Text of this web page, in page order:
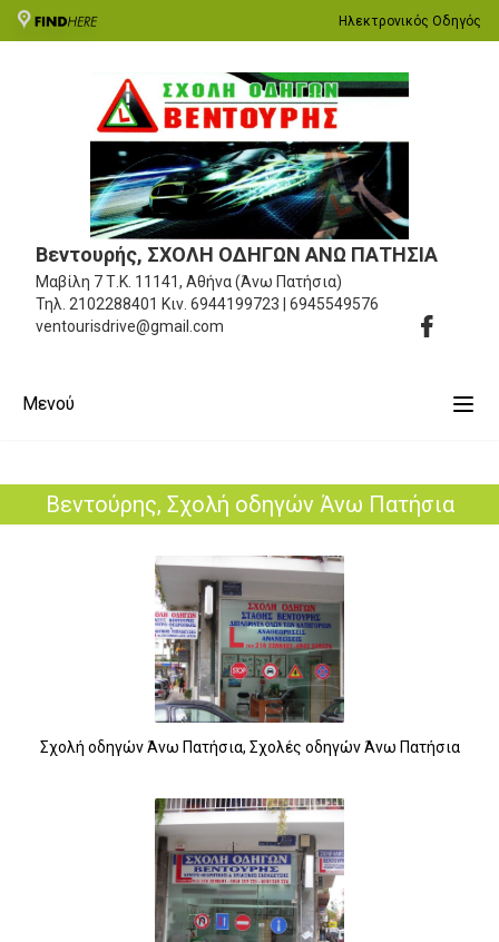
Ηλεκτρονικός Οδηγός
Βεντουρής, ΣΧΟΛΗ ΟΔΗΓΩΝ ΑΝΩ ΠΑΤΗΣΙΑ
Μαβίλη 7Τ.Κ. 11141, Αθήνα (Άνω Πατήσια)
Τηλ. 2102288401 Κιν. 6944199723 | 6945549576
ventourisdrive@gmail.com
Μενού
Βεντούρης, Σχολή οδηγών Άνω Πατήσια
Σχολή οδηγών Άνω Πατήσια, Σχολές οδηγών Άνω Πατήσια